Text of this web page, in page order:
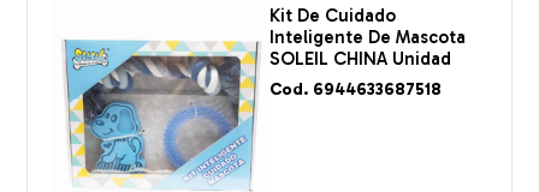
Kit De Cuidado
Inteligente De Mascota
SOLEIL CHINA Unidad
Cod. 6944633687518